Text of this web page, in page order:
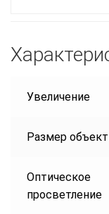
Увеличение
Размер
Оптическое
просветление